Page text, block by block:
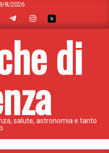
8/2026
di
salute, astronomia e tanto